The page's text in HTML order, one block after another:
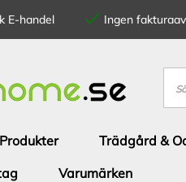
E-handel Ingen
Sök
Trädgård &
Varumärken